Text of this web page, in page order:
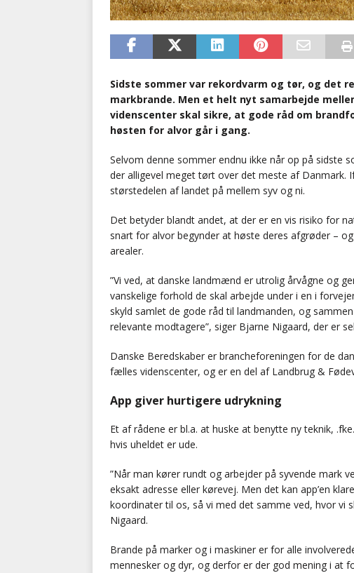
Sidste sommer var rekordvarm og tør, og det
markbrande. Men et helt nyt samarbejde
videnscenter skal sikre, at gode råd om
høsten for alvor går i gang.
Selvom denne sommer endnu ikke når op på sidste
der alligevel meget tørt over det meste af
størstedelen af landet på mellem syv og ni.
Det betyder blandt andet, at der er en vis risiko for
snart for alvor begynder at høste deres afgrøder –
arealer.
”Vi ved, at danske landmænd er utrolig årvågne og
vanskelige forhold de skal arbejde under i en i
skyld samlet de gode råd til landmanden, og
relevante modtagere”, siger Bjarne Nigaard, der er
Danske Beredskaber er brancheforeningen for de
fælles videnscenter, og er en del af Landbrug &
App giver hurtigere udrykning
Et af rådene er bl.a. at huske at benytte ny teknik,
hvis uheldet er ude.
”Når man kører rundt og arbejder på syvende mark
eksakt adresse eller kørevej. Men det kan app’en
koordinater til os, så vi med det samme ved, hvor vi
Nigaard.
Brande på marker og i maskiner er for alle
mennesker og dyr, og derfor er der god mening i at